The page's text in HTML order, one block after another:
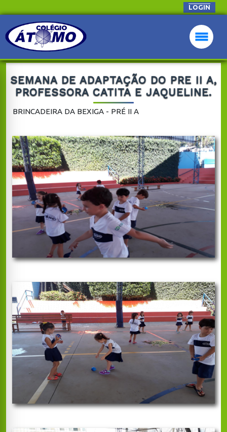
LOGIN
SEMANA DE ADAPTAÇÃO DO PRE II A,
PROFESSORA CATITA E JAQUELINE.
BRINCADEIRA DA BEXIGA - PRÉ II A